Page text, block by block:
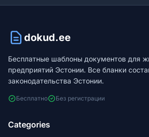
dokud.ee
Бесплатные шаблоны документов для
предприятий Эстонии. Все бланки
законодательства Эстонии.
Бесплатно Без регистрации
Categories